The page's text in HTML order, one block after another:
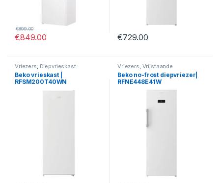
€849.00
€899.00
€729.00
Vriezers Diepvrieskast
Beko vrieskast |
RFSM200T40WN
Vriezers Vrijstaande
vrieskasten , Diepvrieskast
Beko no-frost diepvriezer|
RFNE448E41W